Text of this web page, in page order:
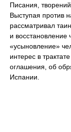
Писания,
Выступая против
рассматривал
и восстановление
«усыновление»
интерес в
оглашения, об
Испании.